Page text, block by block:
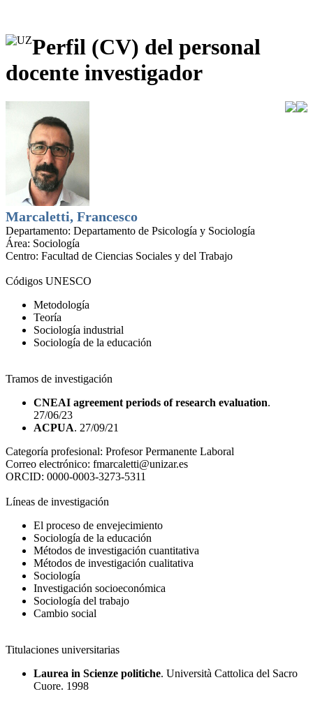
Perfil (CV) del personal
docente investigador
Marcaletti, Francesco
Departamento: Departamento de Psicología y Sociología
Área: Sociología
Centro: Facultad de Ciencias Sociales y del Trabajo
Códigos UNESCO
Metodología
Teoría
Sociología industrial
Sociología de la educación
Tramos de investigación
CNEAI agreement periods of research evaluation.
27/06/23
ACPUA. 27/09/21
Categoría profesional: Profesor Permanente Laboral
Correo electrónico: fmarcaletti@unizar.es
ORCID: 0000-0003-3273-5311
Líneas de investigación
El proceso de envejecimiento
Sociología de la educación
Métodos de investigación cuantitativa
Métodos de investigación cualitativa
Sociología
Investigación socioeconómica
Sociología del trabajo
Cambio social
Titulaciones universitarias
Laurea in Scienze politiche. Università Cattolica del Sacro
Cuore. 1998